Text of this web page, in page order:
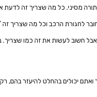
מסיני. כל מה שצריך זה לדעת
לחגורת הרכב וכל מה שצריך
חשוב לעשות את זה כמו
ואתם יכולים בהחלט להיעזר